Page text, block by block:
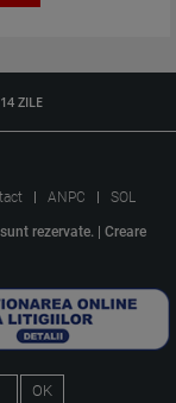
ZILE
ANPC SOL
rezervate. | Creare
OK